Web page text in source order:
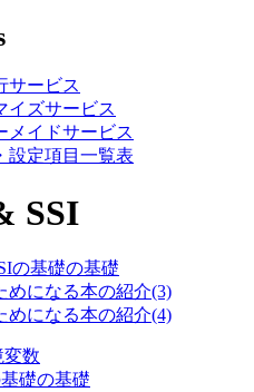
サービス
イズサービス
メイドサービス
設定項目一覧表
の基礎の基礎
めになる本の紹介(3)
めになる本の紹介(4)
変数
礎の基礎